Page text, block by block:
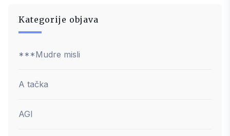
Kategorije objava
***Mudre misli
A tačka
AGI